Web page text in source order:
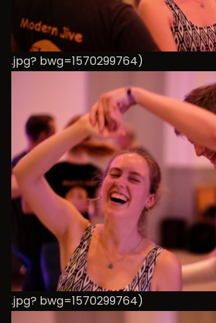
.jpg? bwg=1570299764)
.jpg? bwg=1570299764)